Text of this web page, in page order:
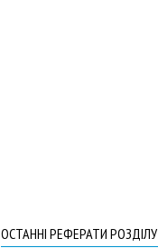
ОСТАННІ РЕФЕРАТИ РОЗДІЛУ